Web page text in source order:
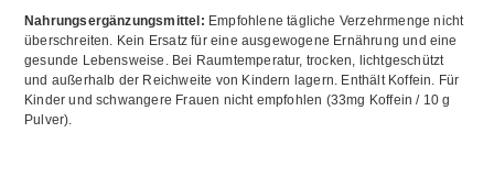
Nahrungsergänzungsmittel: Empfohlene tägliche Verzehrmenge nicht
überschreiten. Kein Ersatz für eine ausgewogene Ernährung und eine
gesunde Lebensweise. Bei Raumtemperatur, trocken, lichtgeschützt
und außerhalb der Reichweite von Kindern lagern. Enthält Koffein. Für
Kinder und schwangere Frauen nicht empfohlen (33mg Koffein / 10 g
Pulver).